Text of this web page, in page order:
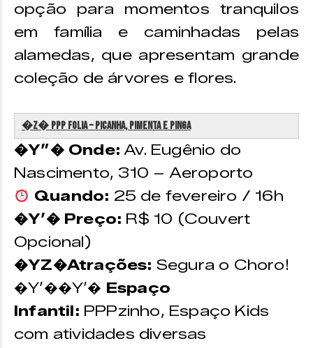
opção para momentos tranquilos
em família e caminhadas pelas
alamedas, que apresentam grande
coleção de árvores e flores.
�z�️ PPP Folia – Picanha, Pimenta e Pinga
�Y”� Onde:Av. Eugênio do
Nascimento, 310 – Aeroporto
Quando: 25 de fevereiro / 16h
�Y’� Preço: R$ 10 (Couvert
Opcional)
�YZ�Atrações: Segura o Choro!
�Y’��Y’� Espaço
Infantil: PPPzinho, Espaço Kids
com atividades diversas